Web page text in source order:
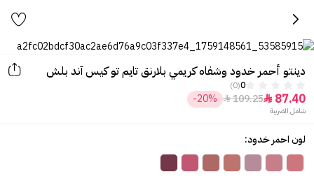
دينتو أحمر خدود وشفاه كريمي بلارنق تايم تو كيس آند بلش
0
(0)
87.40

109.25

-20%
شامل الضريبة
لون احمر خدود: